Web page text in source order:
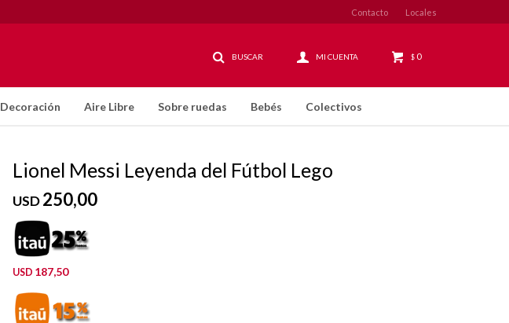
Decoración Aire Libre Sobre ruedas Bebés Colectivos
$ 0
Contacto Locales
Lionel Messi Leyenda del Fútbol Lego
USD250,00
USD 187,50